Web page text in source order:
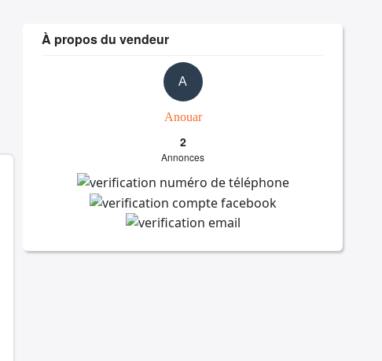
À propos du vendeur
A
Anouar
2
Annonces